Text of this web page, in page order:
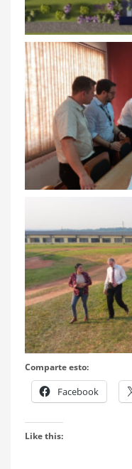
Comparte esto:
Facebook
Like this: